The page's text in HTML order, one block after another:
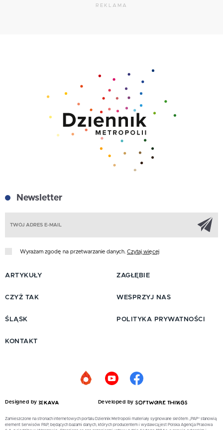
REKLAMA
Newsletter
Wyrażam zgodę na przetwarzanie danych. Czytaj więcej
ARTYKUŁY
CZYŻ TAK
ŚLĄSK
ZAGŁĘBIE
WESPRZYJ NAS
POLITYKA PRYWATNOŚCI
KONTAKT
Designed by Developed by
Zamieszczone na stronach internetowych portalu Dziennik Metropolii materiały sygnowane skrótem „PAP” stanowią
element Serwisów PAP, będących bazami danych, których producentem i wydawcą jest Polska Agencja Prasowa